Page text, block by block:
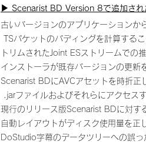
▶︎ Scenarist BD Version 8で追加され
古いバージョンのアプリケーションか
TSパケットのパディングを計算する
トリムされたJoint ESストリームでの
インストーラが既存バージョンの更新
Scenarist BDにAVCアセットを時折正
.jarファイルおよびそれらにアクセス
現行のリリース版Scenarist BDに対す
自動レイアウトがディスク使用量を正
DoStudio字幕のデータツリーへの誤